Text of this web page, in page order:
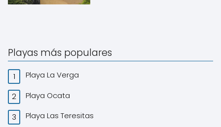
Playas más populares
Playa La Verga
Playa Ocata
Playa Las Teresitas